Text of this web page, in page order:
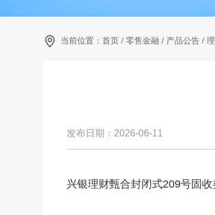
当前位置： 首页 / 零售金融 / 产品公告 /
发布日期：2026-06-11
兴银理财甄合封闭式209号固收